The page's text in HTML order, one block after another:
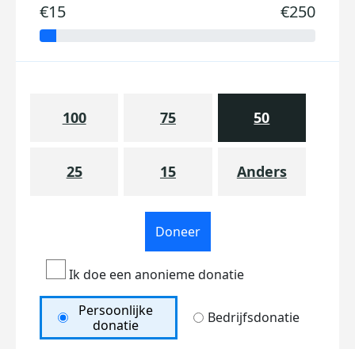
€15 €250
100 75 50
25 15 Anders
Doneer
Ik doe een anonieme donatie
Persoonlijke
donatie
Bedrijfsdonatie